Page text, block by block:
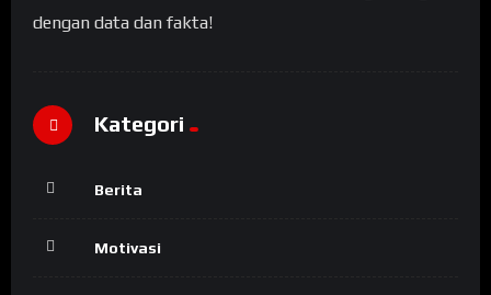
dengan data dan fakta!
Kategori
Berita
Motivasi